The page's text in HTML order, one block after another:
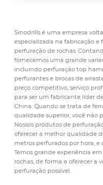
Sinodrills é uma empresa
especializada na fabricação
perfuração de rochas.
fornecemos uma grande
incluindo perfuração top
perfurantes e brocas de
preço competitivo, serviço
para ser um fabricante líder
China. Quando se trata de
qualidade superior, você não
Nossos produtos de
oferecer a melhor qualidade
metros perfurados por hora, e
Temos grande experiência
rochas, de forma a oferecer a
perfuração possível.